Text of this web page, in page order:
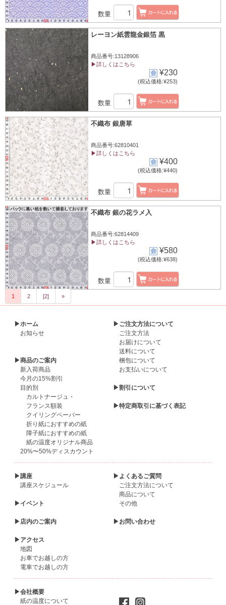
数量
レーヨン紙雲龍金銀箔 黒
商品番号:13128906
▶詳しくはこちら
¥230
(税込価格:¥253)
数量
不織布 銀唐草
商品番号:62810401
▶詳しくはこちら
¥400
(税込価格:¥440)
数量
不織布 銀の花ラメ入
商品番号:62814409
▶詳しくはこちら
¥580
(税込価格:¥638)
数量
1 2 [2] »
▶ホーム
お知らせ
▶商品のご案内
新入荷商品
今月の15%割引
目的別
カルトナージュ・
フランス額装
クイリングペーパー
折り紙におすすめの紙
障子紙におすすめの紙
紙の温度オリジナル商品
20%〜50%ディスカウント
▶ご注文方法について
ご注文方法
お届けについて
送料について
梱包について
お支払いについて
▶割引について
▶特定商取引に基づく表記
▶講座
講座スケジュール
▶イベント
▶店内のご案内
▶アクセス
地図
お車でお越しの方
電車でお越しの方
▶よくあるご質問
ご注文方法について
商品について
その他
▶お問い合わせ
▶会社概要
紙の温度について